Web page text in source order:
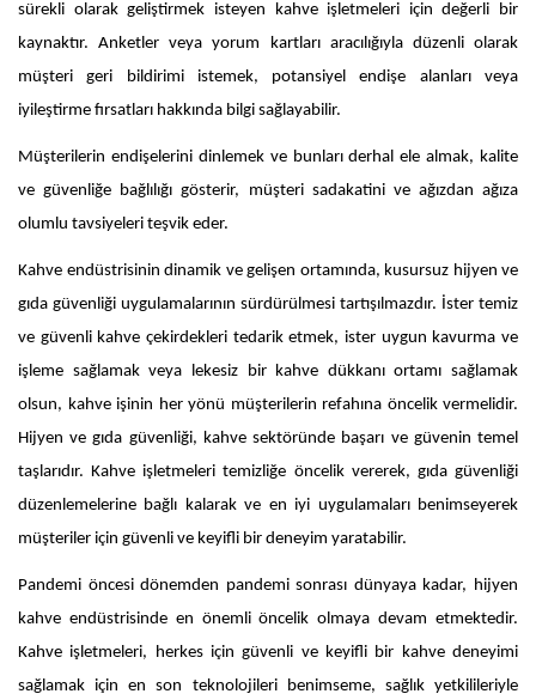
sürekli olarak geliştirmek isteyen kahve işletmeleri için değerli bir
kaynaktır. Anketler veya yorum kartları aracılığıyla düzenli olarak
müşteri geri bildirimi istemek, potansiyel endişe alanları veya
iyileştirme fırsatları hakkında bilgi sağlayabilir.
Müşterilerin endişelerini dinlemek ve bunları derhal ele almak, kalite
ve güvenliğe bağlılığı gösterir, müşteri sadakatini ve ağızdan ağıza
olumlu tavsiyeleri teşvik eder.
Kahve endüstrisinin dinamik ve gelişen ortamında, kusursuz hijyen ve
gıda güvenliği uygulamalarının sürdürülmesi tartışılmazdır. İster temiz
ve güvenli kahve çekirdekleri tedarik etmek, ister uygun kavurma ve
işleme sağlamak veya lekesiz bir kahve dükkanı ortamı sağlamak
olsun, kahve işinin her yönü müşterilerin refahına öncelik vermelidir.
Hijyen ve gıda güvenliği, kahve sektöründe başarı ve güvenin temel
taşlarıdır. Kahve işletmeleri temizliğe öncelik vererek, gıda güvenliği
düzenlemelerine bağlı kalarak ve en iyi uygulamaları benimseyerek
müşteriler için güvenli ve keyifli bir deneyim yaratabilir.
Pandemi öncesi dönemden pandemi sonrası dünyaya kadar, hijyen
kahve endüstrisinde en önemli öncelik olmaya devam etmektedir.
Kahve işletmeleri, herkes için güvenli ve keyifli bir kahve deneyimi
sağlamak için en son teknolojileri benimseme, sağlık yetkilileriyle